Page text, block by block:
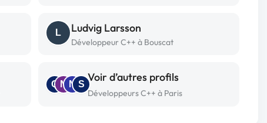
L Ludvig Larsson
Développeur C++ à Bouscat
Q N N S
Voir d’autres profils
Développeurs C++ à Paris